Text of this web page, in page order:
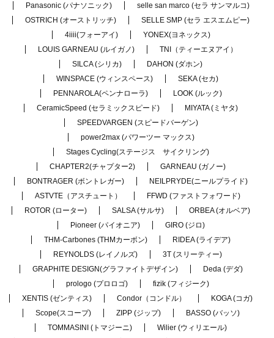
Panasonic (パナソニック)
selle san marco (セラ サンマルコ)
OSTRICH (オーストリッチ)
SELLE SMP (セラ エスエムピー)
4iiii(フォーアイ)
YONEX(ヨネックス)
LOUIS GARNEAU (ルイガノ)
TNI（ティーエヌアイ）
SILCA (シリカ)
DAHON (ダホン)
WINSPACE (ウィンスペース)
SEKA (セカ)
PENNAROLA(ペンナローラ)
LOOK (ルック)
CeramicSpeed (セラミックスピード)
MIYATA (ミヤタ)
SPEEDVARGEN (スピードバーゲン)
power2max (パワーツー マックス)
Stages Cycling(ステージス サイクリング)
CHAPTER2(チャプター2)
GARNEAU (ガノー)
BONTRAGER (ボントレガー)
NEILPRYDE(ニールプライド)
ASTVTE（アスチュート）
FFWD (ファストフォワード)
ROTOR (ローター)
SALSA (サルサ)
ORBEA (オルベア)
Pioneer (パイオニア)
GIRO (ジロ)
THM-Carbones (THMカーボン)
RIDEA (ライデア)
REYNOLDS (レイノルズ)
3T (スリーティー)
GRAPHITE DESIGN(グラファイトデザイン)
Deda (デダ)
prologo (プロロゴ)
fizik (フィジーク)
XENTIS (ゼンティス)
Condor（コンドル）
KOGA (コガ)
Scope(スコープ)
ZIPP (ジップ)
BASSO (バッソ)
TOMMASINI (トマジーニ)
Wilier (ウィリエール)